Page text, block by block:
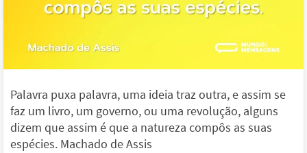
Palavra puxa palavra, uma ideia traz outra, e assim se
faz um livro, um governo, ou uma revolução, alguns
dizem que assim é que a natureza compôs as suas
espécies. Machado de Assis